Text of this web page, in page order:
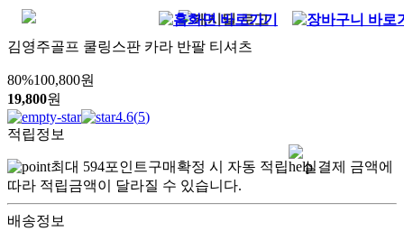
김영주골프 쿨링스판 카라 반팔 티셔츠
80%100,800원
19,800원
4.6(5)
적립정보
최대 594포인트구매확정 시 자동 적립
실결제 금액에
따라 적립금액이 달라질 수 있습니다.
배송정보